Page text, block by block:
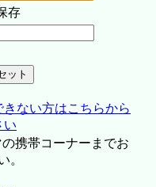
存
ない方はこちらから
い
携帯コーナーまでお
。